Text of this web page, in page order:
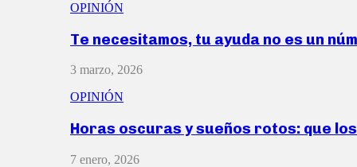
OPINIÓN
Te necesitamos, tu ayuda no es un
3 marzo, 2026
OPINIÓN
Horas oscuras y sueños rotos: que
7 enero, 2026